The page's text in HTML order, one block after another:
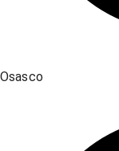
Osasco